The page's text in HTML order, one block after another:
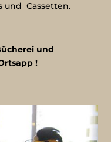
und Cassetten.
und
!